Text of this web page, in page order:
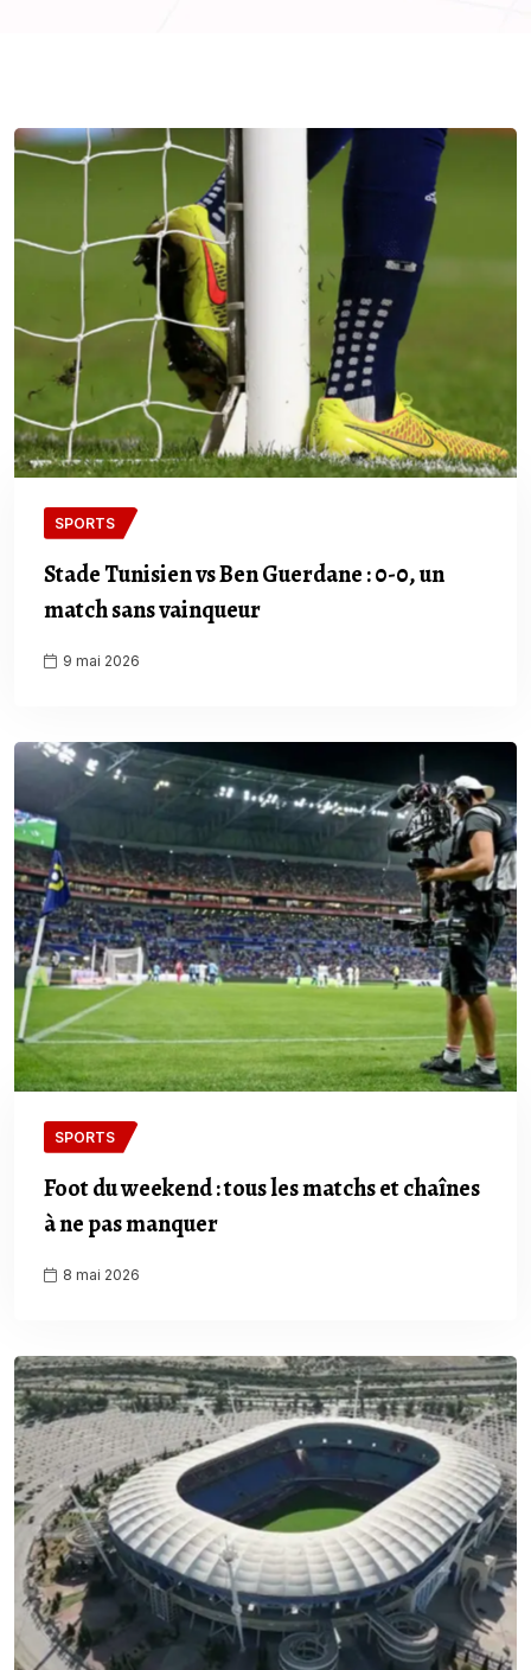
SPORTS
Stade Tunisien vs Ben Guerdane : 0-0, un
match sans vainqueur
9 mai 2026
SPORTS
Foot du weekend : tous les matchs et chaînes
à ne pas manquer
8 mai 2026